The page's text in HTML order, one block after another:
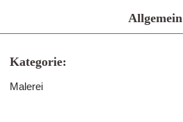
Allgemein
Kategorie:
Malerei